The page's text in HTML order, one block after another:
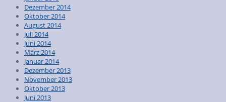
Dezember 2014
Oktober 2014
August 2014
Juli 2014
Juni 2014
März 2014
Januar 2014
Dezember 2013
November 2013
Oktober 2013
Juni 2013